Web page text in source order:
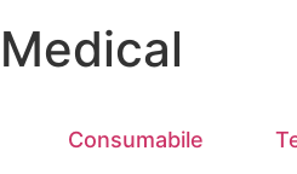
Medical
Consumabile